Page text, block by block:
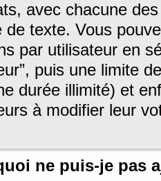
avec chacune
de texte. Vous
par utilisateur en
puis une limite
durée illimité) et
à modifier leur
ne puis-je pas